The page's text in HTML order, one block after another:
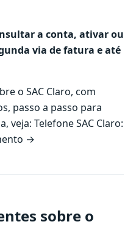
a conta, ativar ou
via de fatura e até
o SAC Claro, com
passo a passo para
veja: Telefone SAC Claro:
→
sobre o